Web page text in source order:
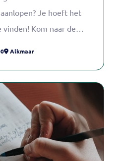
Je hoeft het
Kom naar de
de
Alkmaar